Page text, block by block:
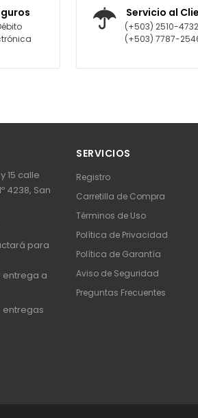
Servicio al
(+503) 2510-4732
(+503) 7787-
15 calle
4238, San
para
a
entregas
SERVICIOS
Registro
Carretilla de Compra
Términos de Uso
Política de Privacidad
Política de Garantía
Aviso de Seguridad
Preguntas Frecuentes